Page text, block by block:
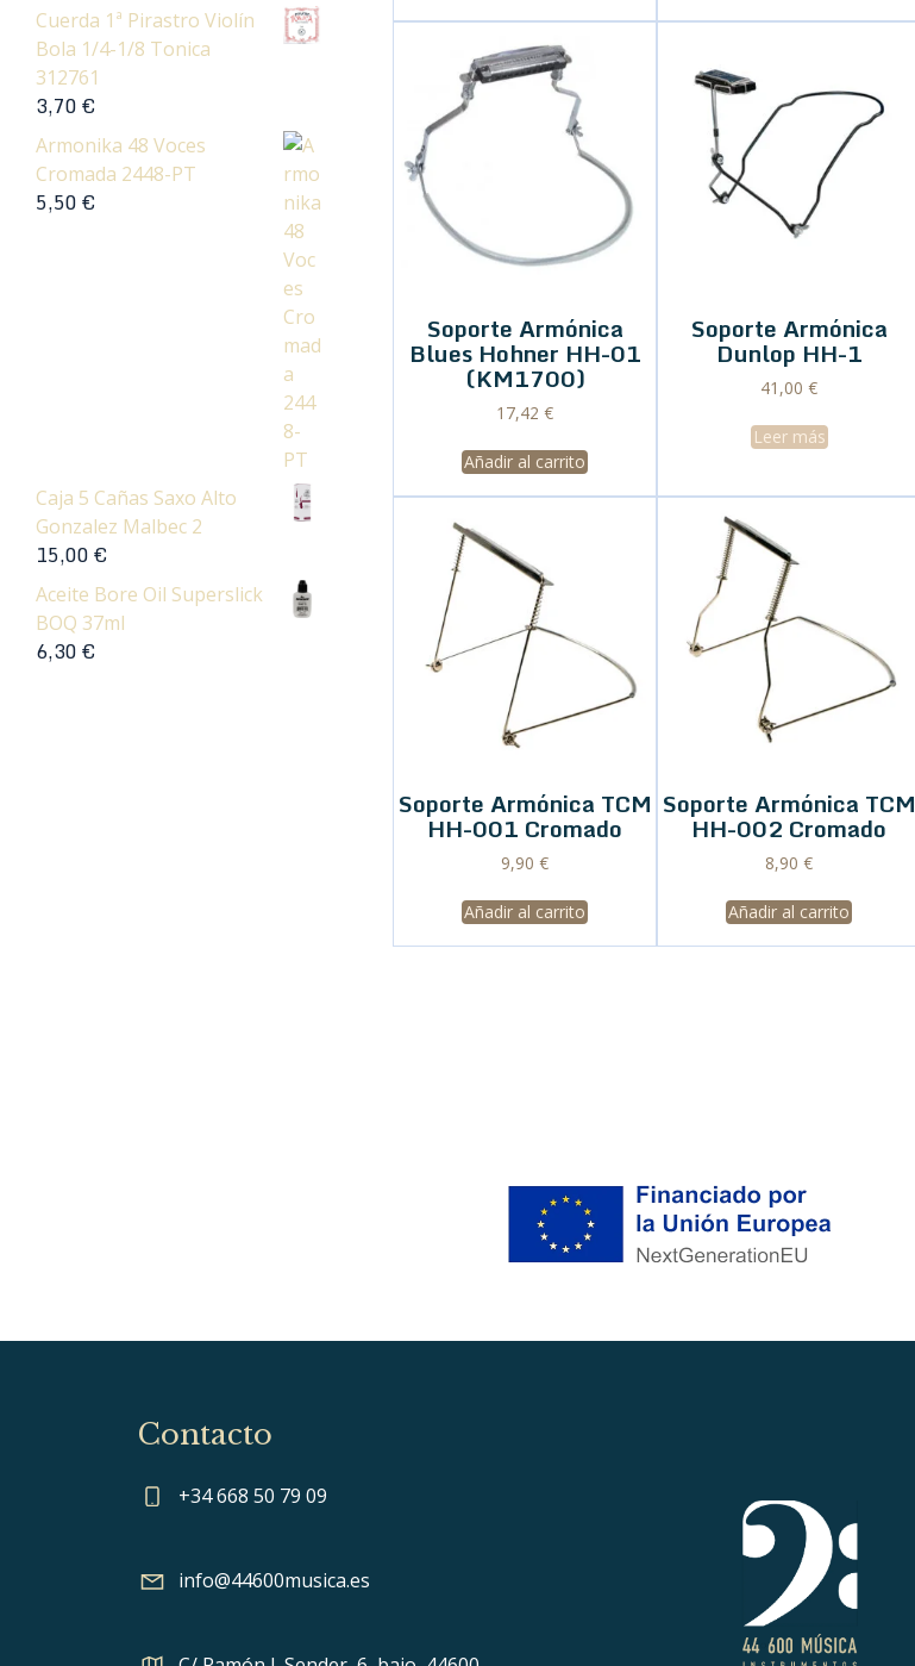
Cuerda 1ª Pirastro Violín
Bola 1/4-1/8 Tonica
312761
3,70€
Armonika 48 Voces
Cromada 2448-PT
5,50€
Caja 5 Cañas Saxo Alto
Gonzalez Malbec 2
15,00€
Aceite Bore Oil Superslick
BOQ 37ml
6,30€
Soporte Armónica
Blues Hohner HH-01
(KM1700)
17,42 €
Añadir al carrito
Soporte Armónica
Dunlop HH-1
41,00 €
Leer más
Soporte Armónica TCM
HH-001 Cromado
9,90 €
Añadir al carrito
Soporte Armónica TCM
HH-002 Cromado
8,90 €
Añadir al carrito
Contacto
+34 668 50 79 09
info@44600musica.es